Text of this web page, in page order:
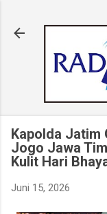
Kapolda Jatim
Jogo Jawa
Kulit Hari
Juni 15, 2026